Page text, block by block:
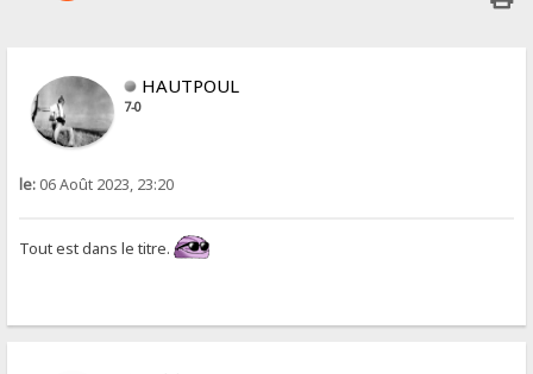
HAUTPOUL
7-0
le: 06 Août 2023, 23:20
Tout est dans le titre.